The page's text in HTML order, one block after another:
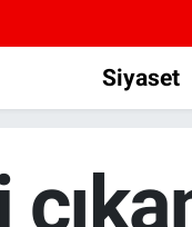
Siyaset